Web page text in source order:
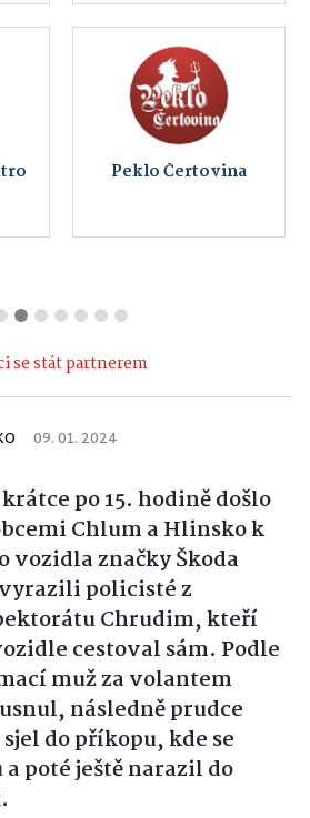
Peklo Čertovina
se stát partnerem
09. 01. 2024
po 15. hodině došlo
Chlum a Hlinsko k
vozidla značky Škoda
policisté z
Chrudim, kteří
cestoval sám. Podle
muž za volantem
následně prudce
do příkopu, kde se
poté ještě narazil do